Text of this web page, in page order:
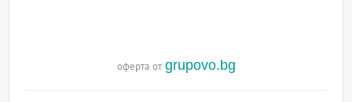
оферта от grupovo.bg